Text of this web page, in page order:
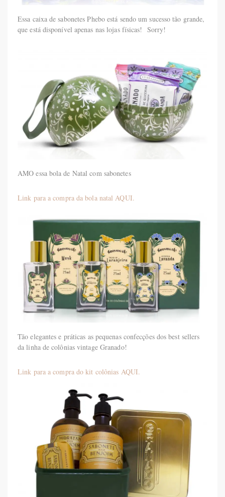
Essa caixa de sabonetes Phebo está sendo um sucesso tão grande,
que está disponível apenas nas lojas físicas! Sorry!
AMO essa bola de Natal com sabonetes
Link para a compra da bola natal AQUI.
Tão elegantes e práticas as pequenas confecções dos best sellers
da linha de colônias vintage Granado!
Link para a compra do kit colônias AQUI.